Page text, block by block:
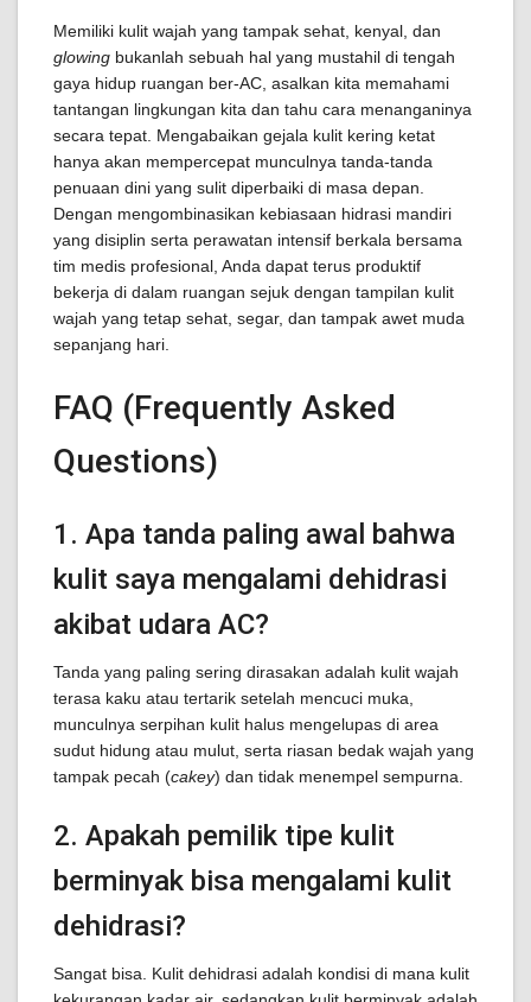
Memiliki kulit wajah yang tampak sehat, kenyal, dan
glowing bukanlah sebuah hal yang mustahil di tengah
gaya hidup ruangan ber-AC, asalkan kita memahami
tantangan lingkungan kita dan tahu cara menanganinya
secara tepat. Mengabaikan gejala kulit kering ketat
hanya akan mempercepat munculnya tanda-tanda
penuaan dini yang sulit diperbaiki di masa depan.
Dengan mengombinasikan kebiasaan hidrasi mandiri
yang disiplin serta perawatan intensif berkala bersama
tim medis profesional, Anda dapat terus produktif
bekerja di dalam ruangan sejuk dengan tampilan kulit
wajah yang tetap sehat, segar, dan tampak awet muda
sepanjang hari.
FAQ (Frequently Asked
Questions)
1. Apa tanda paling awal bahwa
kulit saya mengalami dehidrasi
akibat udara AC?
Tanda yang paling sering dirasakan adalah kulit wajah
terasa kaku atau tertarik setelah mencuci muka,
munculnya serpihan kulit halus mengelupas di area
sudut hidung atau mulut, serta riasan bedak wajah yang
tampak pecah (cakey) dan tidak menempel sempurna.
2. Apakah pemilik tipe kulit
berminyak bisa mengalami kulit
dehidrasi?
Sangat bisa. Kulit dehidrasi adalah kondisi di mana kulit